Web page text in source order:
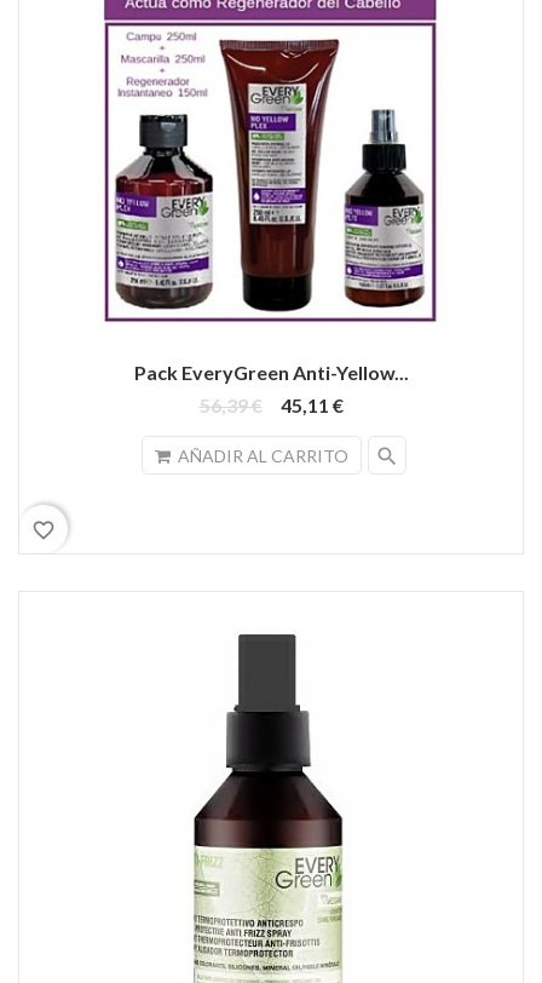
Pack EveryGreen Anti-Yellow...
56,39 €
45,11 €
AÑADIR AL CARRITO search
favorite_border